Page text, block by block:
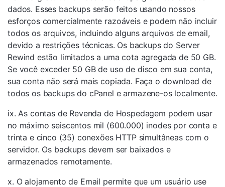
dados. Esses backups serão feitos usando nossos
esforços comercialmente razoáveis ​​e podem não incluir
todos os arquivos, incluindo alguns arquivos de email,
devido a restrições técnicas. Os backups do Server
Rewind estão limitados a uma cota agregada de 50 GB.
Se você exceder 50 GB de uso de disco em sua conta,
sua conta não será mais copiada. Faça o download de
todos os backups do cPanel e armazene-os localmente.
ix. As contas de Revenda de Hospedagem podem usar
no máximo seiscentos mil (600.000) inodes por conta e
trinta e cinco (35) conexões HTTP simultâneas com o
servidor. Os backups devem ser baixados e
armazenados remotamente.
x. O alojamento de Email permite que um usuário use